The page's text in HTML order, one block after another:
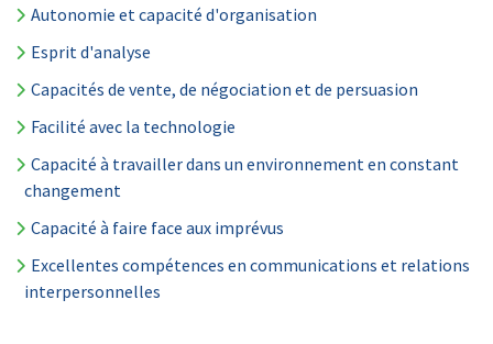
Autonomie et capacité d'organisation
Esprit d'analyse
Capacités de vente, de négociation et de persuasion
Facilité avec la technologie
Capacité à travailler dans un environnement en constant
changement
Capacité à faire face aux imprévus
Excellentes compétences en communications et relations
interpersonnelles